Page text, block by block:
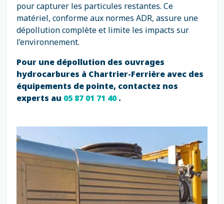
pour capturer les particules restantes. Ce
matériel, conforme aux normes ADR, assure une
dépollution complète et limite les impacts sur
l’environnement.
Pour une dépollution des ouvrages
hydrocarbures à Chartrier-Ferrière avec des
équipements de pointe, contactez nos
experts au 05 87 01 71 40.